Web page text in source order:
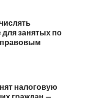
занятых по
налоговую